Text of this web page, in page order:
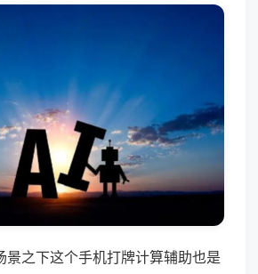
景之下这个手机打牌计算辅助也是